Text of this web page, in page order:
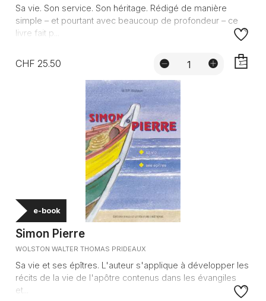
Sa vie. Son service. Son héritage. Rédigé de manière
simple – et pourtant avec beaucoup de profondeur – ce
livre fait p...
CHF 25.50
e-book
Simon Pierre
WOLSTON WALTER THOMAS PRIDEAUX
Sa vie et ses épîtres. L'auteur s'applique à développer les
récits de la vie de l'apôtre contenus dans les évangiles
et...